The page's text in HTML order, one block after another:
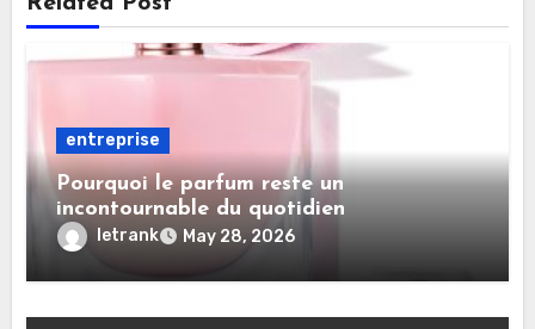
entreprise
Pourquoi le parfum reste un
incontournable du quotidien
letrank May 28, 2026